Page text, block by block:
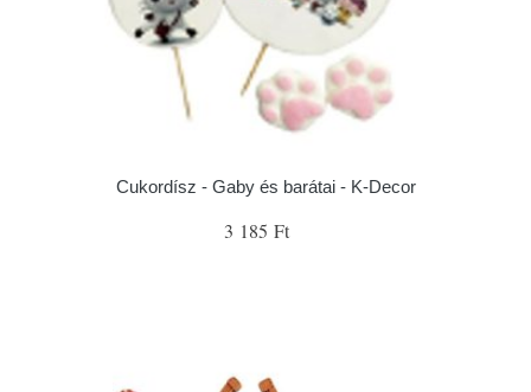
Cukordísz - Gaby és barátai - K-Decor
3 185 Ft